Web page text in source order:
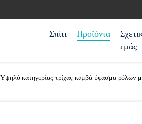
Σπίτι Προϊόντα
εμάς
Υψηλό κατηγορίας τρίχας καμβά ύφασμα ρόλων